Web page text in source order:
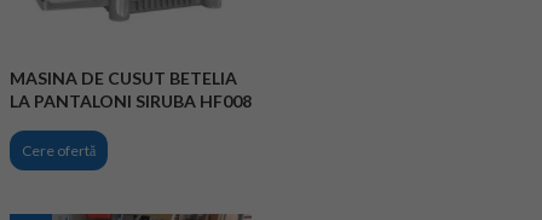
MASINA DE CUSUT BETELIA
LA PANTALONI SIRUBA HF008
Cere ofertă